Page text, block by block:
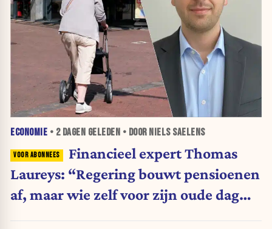
ECONOMIE • 2 DAGEN GELEDEN • DOOR NIELS SAELENS
Financieel expert Thomas
Laureys: “Regering bouwt pensioenen
af, maar wie zelf voor zijn oude dag